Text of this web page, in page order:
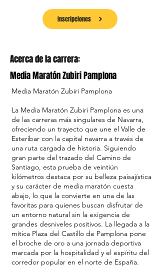
Inscripciones
Acerca de la carrera:
Media Maratón Zubiri Pamplona
Media Maratón Zubiri Pamplona
La Media Maratón Zubiri Pamplona es una
de las carreras más singulares de Navarra,
ofreciendo un trayecto que une el Valle de
Esteribar con la capital navarra a través de
una ruta cargada de historia. Siguiendo
gran parte del trazado del Camino de
Santiago, esta prueba de veintiún
kilómetros destaca por su belleza paisajística
y su carácter de media maratón cuesta
abajo, lo que la convierte en una de las
favoritas para quienes buscan disfrutar de
un entorno natural sin la exigencia de
grandes desniveles positivos. La llegada a la
mítica Plaza del Castillo de Pamplona pone
el broche de oro a una jornada deportiva
marcada por la hospitalidad y el espíritu del
corredor popular en el norte de España.